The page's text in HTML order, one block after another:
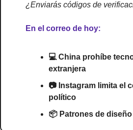
¿Enviarás códigos de
En el correo de hoy:
💻 China prohíbe
extranjera
📷 Instagram limita el
político
📦 Patrones de